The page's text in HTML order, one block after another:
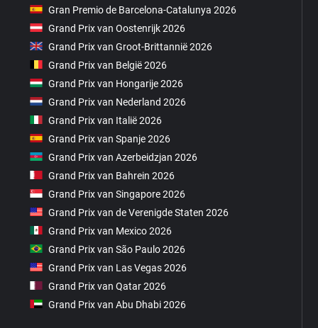
Gran Premio de Barcelona-Catalunya 2026
Grand Prix van Oostenrijk 2026
Grand Prix van Groot-Brittannië 2026
Grand Prix van België 2026
Grand Prix van Hongarije 2026
Grand Prix van Nederland 2026
Grand Prix van Italië 2026
Grand Prix van Spanje 2026
Grand Prix van Azerbeidzjan 2026
Grand Prix van Bahrein 2026
Grand Prix van Singapore 2026
Grand Prix van de Verenigde Staten 2026
Grand Prix van Mexico 2026
Grand Prix van São Paulo 2026
Grand Prix van Las Vegas 2026
Grand Prix van Qatar 2026
Grand Prix van Abu Dhabi 2026